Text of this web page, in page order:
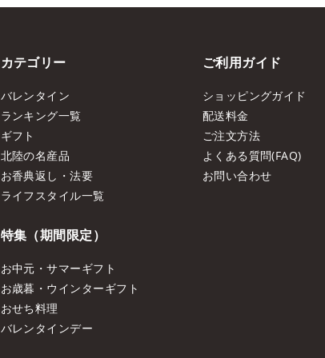
カテゴリー
バレンタイン
ランキング一覧
ギフト
北陸の名産品
お香典返し・法要
ライフスタイル一覧
特集（期間限定）
お中元・サマーギフト
お歳暮・ウインターギフト
おせち料理
バレンタインデー
ご利用ガイド
ショッピングガイド
配送料金
ご注文方法
よくある質問(FAQ)
お問い合わせ